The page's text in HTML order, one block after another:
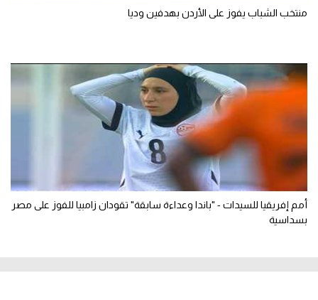
منتخب الشباب يفوز على الأردن بهدفين وديا
أمم إفريقيا للسيدات - "باندا وعداءة سابقة" تقودان زامبيا للفوز على مصر
بسداسية